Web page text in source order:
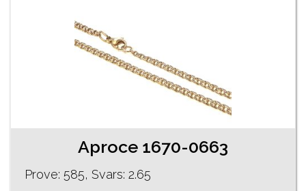
Aproce 1670-0663
Prove: 585, Svars: 2.65